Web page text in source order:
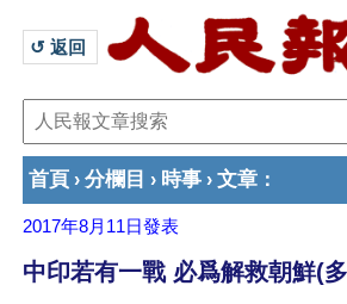
↺ 返回
首頁 › 分欄目 › 時事 › 文章 ：
2017年8月11日發表
中印若有一戰 必爲解救朝鮮(